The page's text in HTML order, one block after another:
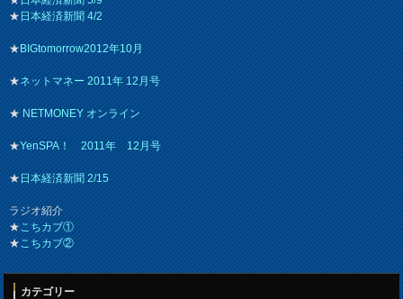
★日本経済新聞 4/2
★BIGtomorrow2012年10月
★ネットマネー 2011年 12月号
★NETMONEY オンライン
★YenSPA！ 2011年 12月号
★日本経済新聞 2/15
ラジオ紹介
★こちカブ①
★こちカブ②
カテゴリー